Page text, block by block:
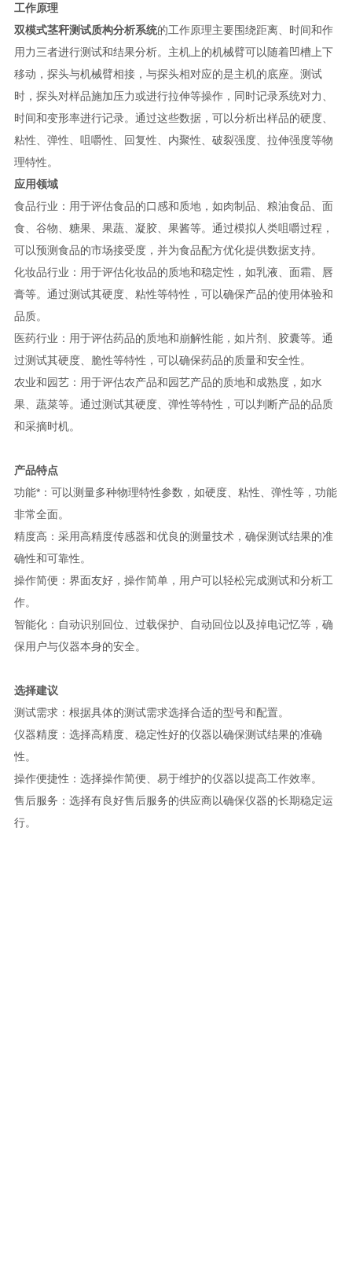
工作原理
双模式茎秆测试质构分析系统的工作原理主要围绕距离、时间和作
用力三者进行测试和结果分析。主机上的机械臂可以随着凹槽上下
移动，探头与机械臂相接，与探头相对应的是主机的底座。测试
时，探头对样品施加压力或进行拉伸等操作，同时记录系统对力、
时间和变形率进行记录。通过这些数据，可以分析出样品的硬度、
粘性、弹性、咀嚼性、回复性、内聚性、破裂强度、拉伸强度等物
理特性。
应用领域
食品行业：用于评估食品的口感和质地，如肉制品、粮油食品、面
食、谷物、糖果、果蔬、凝胶、果酱等。通过模拟人类咀嚼过程，
可以预测食品的市场接受度，并为食品配方优化提供数据支持。
化妆品行业：用于评估化妆品的质地和稳定性，如乳液、面霜、唇
膏等。通过测试其硬度、粘性等特性，可以确保产品的使用体验和
品质。
医药行业：用于评估药品的质地和崩解性能，如片剂、胶囊等。通
过测试其硬度、脆性等特性，可以确保药品的质量和安全性。
农业和园艺：用于评估农产品和园艺产品的质地和成熟度，如水
果、蔬菜等。通过测试其硬度、弹性等特性，可以判断产品的品质
和采摘时机。
产品特点
功能*：可以测量多种物理特性参数，如硬度、粘性、弹性等，功能
非常全面。
精度高：采用高精度传感器和优良的测量技术，确保测试结果的准
确性和可靠性。
操作简便：界面友好，操作简单，用户可以轻松完成测试和分析工
作。
智能化：自动识别回位、过载保护、自动回位以及掉电记忆等，确
保用户与仪器本身的安全。
选择建议
测试需求：根据具体的测试需求选择合适的型号和配置。
仪器精度：选择高精度、稳定性好的仪器以确保测试结果的准确
性。
操作便捷性：选择操作简便、易于维护的仪器以提高工作效率。
售后服务：选择有良好售后服务的供应商以确保仪器的长期稳定运
行。